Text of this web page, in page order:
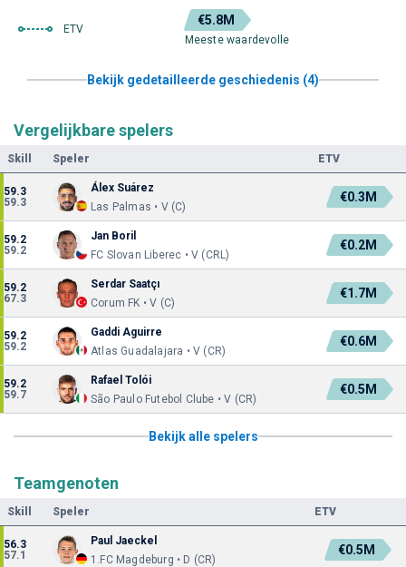
ETV
€5.8M
Meeste waardevolle
Bekijk gedetailleerde geschiedenis (4)
Vergelijkbare spelers
Skill Speler ETV
59.3
59.3
Álex Suárez
Las Palmas • V (C)
€0.3M
59.2
59.2
Jan Boril
FC Slovan Liberec • V (CRL)
€0.2M
59.2
67.3
Serdar Saatçı
Corum FK • V (C)
€1.7M
59.2
59.2
Gaddi Aguirre
Atlas Guadalajara • V (CR)
€0.6M
59.2
59.7
Rafael Tolói
São Paulo Futebol Clube • V (CR)
€0.5M
Bekijk alle spelers
Teamgenoten
Skill Speler ETV
56.3
57.1
Paul Jaeckel
1.FC Magdeburg • D (CR)
€0.5M